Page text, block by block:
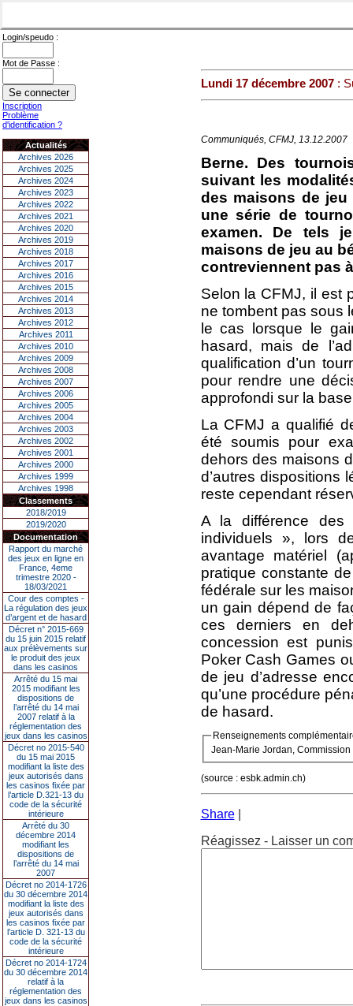
Login/speudo :
Mot de Passe :
Inscription
Problème
d'identification ?
Actualités
Archives 2026
Archives 2025
Archives 2024
Archives 2023
Archives 2022
Archives 2021
Archives 2020
Archives 2019
Archives 2018
Archives 2017
Archives 2016
Archives 2015
Archives 2014
Archives 2013
Archives 2012
Archives 2011
Archives 2010
Archives 2009
Archives 2008
Archives 2007
Archives 2006
Archives 2005
Archives 2004
Archives 2003
Archives 2002
Archives 2001
Archives 2000
Archives 1999
Archives 1998
Classements
2018/2019
2019/2020
Documentation
Rapport du marché
des jeux en ligne en
France, 4eme
trimestre 2020 -
18/03/2021
Cour des comptes -
La régulation des jeux
d’argent et de hasard
Décret n° 2015-669
du 15 juin 2015 relatif
aux prélèvements sur
le produit des jeux
dans les casinos
Arrêté du 15 mai
2015 modifiant les
dispositions de
l’arrêté du 14 mai
2007 relatif à la
réglementation des
jeux dans les casinos
Décret no 2015-540
du 15 mai 2015
modifiant la liste des
jeux autorisés dans
les casinos fixée par
l’article D.321-13 du
code de la sécurité
intérieure
Arrêté du 30
décembre 2014
modifiant les
dispositions de
l’arrêté du 14 mai
2007
Décret no 2014-1726
du 30 décembre 2014
modifiant la liste des
jeux autorisés dans
les casinos fixée par
l’article D. 321-13 du
code de la sécurité
intérieure
Décret no 2014-1724
du 30 décembre 2014
relatif à la
réglementation des
jeux dans les casinos
Lundi 17 décembre 2007:
Communiqués, CFMJ, 13.12.2007
Berne. Des
suivant les
des maisons de
une série de
examen. De tels
maisons de jeu au
contreviennent pas
Selon la CFMJ, il est
ne tombent pas sous
le cas lorsque le
hasard, mais de
qualification d’un
pour rendre une
approfondi sur la
La CFMJ a qualifié
été soumis pour
dehors des maisons
d’autres dispositions
reste cependant
A la différence des
individuels », lors
avantage matériel
pratique constante
fédérale sur les
un gain dépend de
ces derniers en
concession est
Poker Cash Games
de jeu d’adresse
qu’une procédure
de hasard.
Renseignements
Jean-Marie Jordan,
(source : esbk.admin.ch)
Share
Réagissez - Laisser un